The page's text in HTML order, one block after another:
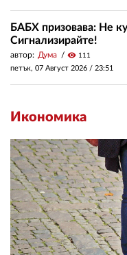
БАБХ призовава: Не
Сигнализирайте!
автор: Дума visibility 111
петък, 07 Август 2026 / 23:51
Икономика